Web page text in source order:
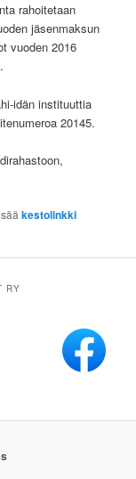
rahoitetaan
jäsenmaksun
vuoden 2016
idän instituuttia
20145.
kestolinkki
RY